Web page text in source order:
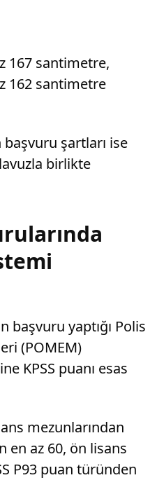
167 santimetre,
162 santimetre
başvuru şartları ise
birlikte
başvuru yaptığı Polis
(POMEM)
KPSS puanı esas
mezunlarından
en az 60, ön lisans
P93 puan türünden